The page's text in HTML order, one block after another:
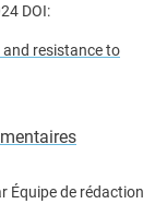
DOI:
resistance to
Équipe de rédaction